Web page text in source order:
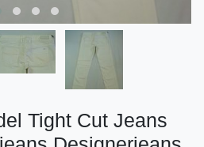
Tight Cut Jeans